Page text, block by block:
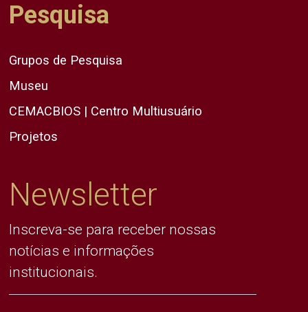
Pesquisa
Grupos de Pesquisa
Museu
CEMACBIOS | Centro Multiusuário
Projetos
Newsletter
Inscreva-se para receber nossas
notícias e informações
institucionais.